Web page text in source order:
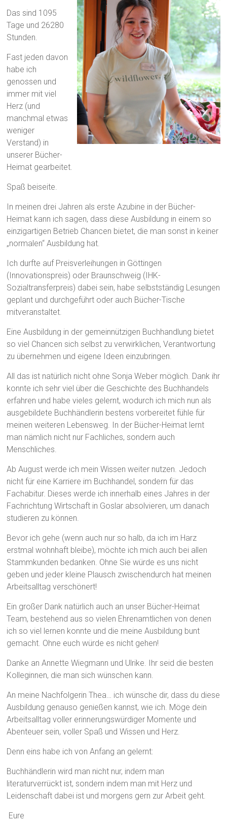
Das sind 1095
Tage und 26280
Stunden.
Fast jeden davon
habe ich
genossen und
immer mit viel
Herz (und
manchmal etwas
weniger
Verstand) in
unserer Bücher-
Heimat gearbeitet.
Spaß beiseite.
In meinen drei Jahren als erste Azubine in der Bücher-
Heimat kann ich sagen, dass diese Ausbildung in einem so
einzigartigen Betrieb Chancen bietet, die man sonst in keiner
„normalen“ Ausbildung hat.
Ich durfte auf Preisverleihungen in Göttingen
(Innovationspreis) oder Braunschweig (IHK-
Sozialtransferpreis) dabei sein, habe selbstständig Lesungen
geplant und durchgeführt oder auch Bücher-Tische
mitveranstaltet.
Eine Ausbildung in der gemeinnützigen Buchhandlung bietet
so viel Chancen sich selbst zu verwirklichen, Verantwortung
zu übernehmen und eigene Ideen einzubringen.
All das ist natürlich nicht ohne Sonja Weber möglich. Dank ihr
konnte ich sehr viel über die Geschichte des Buchhandels
erfahren und habe vieles gelernt, wodurch ich mich nun als
ausgebildete Buchhändlerin bestens vorbereitet fühle für
meinen weiteren Lebensweg. In der Bücher-Heimat lernt
man nämlich nicht nur Fachliches, sondern auch
Menschliches.
Ab August werde ich mein Wissen weiter nutzen. Jedoch
nicht für eine Karriere im Buchhandel, sondern für das
Fachabitur. Dieses werde ich innerhalb eines Jahres in der
Fachrichtung Wirtschaft in Goslar absolvieren, um danach
studieren zu können.
Bevor ich gehe (wenn auch nur so halb, da ich im Harz
erstmal wohnhaft bleibe), möchte ich mich auch bei allen
Stammkunden bedanken. Ohne Sie würde es uns nicht
geben und jeder kleine Plausch zwischendurch hat meinen
Arbeitsalltag verschönert!
Ein großer Dank natürlich auch an unser Bücher-Heimat
Team, bestehend aus so vielen Ehrenamtlichen von denen
ich so viel lernen konnte und die meine Ausbildung bunt
gemacht. Ohne euch würde es nicht gehen!
Danke an Annette Wiegmann und Ulrike. Ihr seid die besten
Kolleginnen, die man sich wünschen kann.
An meine Nachfolgerin Thea… ich wünsche dir, dass du diese
Ausbildung genauso genießen kannst, wie ich. Möge dein
Arbeitsalltag voller erinnerungswürdiger Momente und
Abenteuer sein, voller Spaß und Wissen und Herz.
Denn eins habe ich von Anfang an gelernt:
Buchhändlerin wird man nicht nur, indem man
literaturverrückt ist, sondern indem man mit Herz und
Leidenschaft dabei ist und morgens gern zur Arbeit geht.
Eure